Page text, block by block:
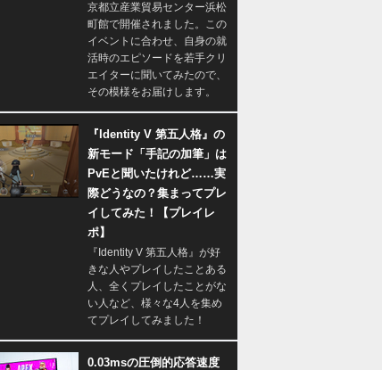
京都立産業貿易センター浜松
町館で開催されました。この
イベントに合わせ、自身の就
活時のエピソードを若手クリ
エイターに聞いてみたので、
その模様をお届けします。
『Identity V 第五人格』の
新モード「手記の加筆」は
PvEと聞いたけれど……実
際どうなの？集まってプレ
イしてみた！【プレイレ
ポ】
『Identity V 第五人格』が好
きな人やプレイしたことある
人、全くプレイしたことがな
い人など、様々な4人を集め
てプレイしてみました！
0.03msの圧倒的応答速度